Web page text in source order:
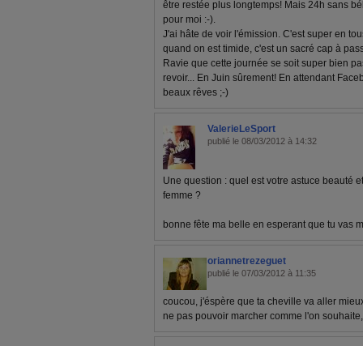
être restée plus longtemps! Mais 24h sans
pour moi :-).
J'ai hâte de voir l'émission. C'est super en
quand on est timide, c'est un sacré cap à
Ravie que cette journée se soit super bien
revoir... En Juin sûrement! En attendant
beaux rêves ;-)
ValerieLeSport
publié le 08/03/2012 à 14:32
Une question : quel est votre astuce beauté
femme ?
bonne fête ma belle en esperant que tu vas
oriannetrezeguet
publié le 07/03/2012 à 11:35
coucou, j'éspère que ta cheville va aller
ne pas pouvoir marcher comme l'on